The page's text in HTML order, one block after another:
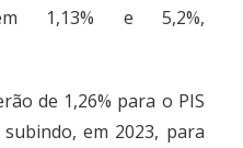
1,13% e 5,2%,
de 1,26% para o PIS
em 2023, para